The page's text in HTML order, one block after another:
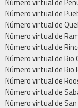
Número virtual de
Número virtual de
Número virtual de
Número virtual de
Número virtual de Rio
Número virtual de Rio
Número virtual de
Número virtual de
Número virtual de